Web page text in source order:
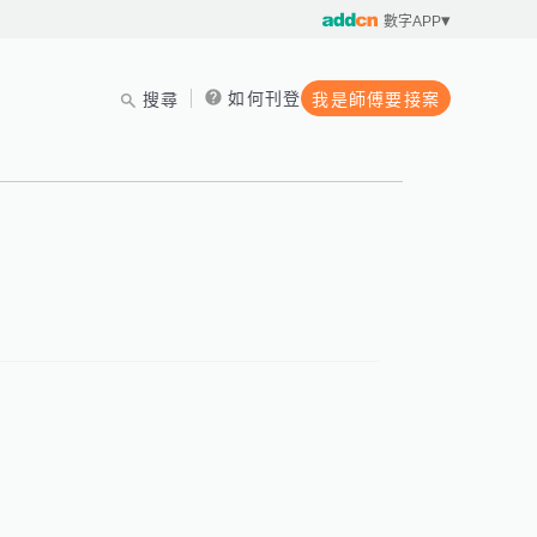
數字APP
搜尋 如何刊登 我是師傅要接案